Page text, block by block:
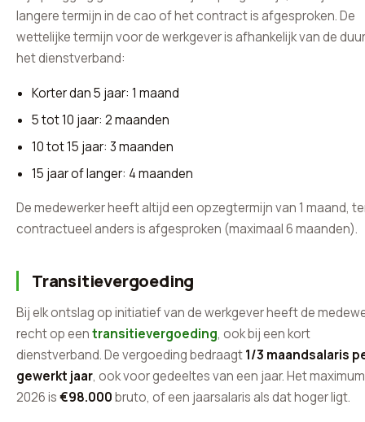
langere termijn in de cao of het contract is afgesproken. De
wettelijke termijn voor de werkgever is afhankelijk van de
het dienstverband:
Korter dan 5 jaar: 1 maand
5 tot 10 jaar: 2 maanden
10 tot 15 jaar: 3 maanden
15 jaar of langer: 4 maanden
De medewerker heeft altijd een opzegtermijn van 1 maand,
contractueel anders is afgesproken (maximaal 6 maanden).
Transitievergoeding
Bij elk ontslag op initiatief van de werkgever heeft de
recht op eentransitievergoeding, ook bij een kort
dienstverband. De vergoeding bedraagt1/3 maandsalaris
gewerkt jaar, ook voor gedeeltes van een jaar. Het
2026 is€98.000bruto, of een jaarsalaris als dat hoger ligt.